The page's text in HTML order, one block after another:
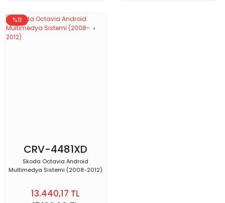
%11
CRV-4481XD
Skoda Octavia Android
Multimedya Sistemi (2008-2012)
13.440,17 TL